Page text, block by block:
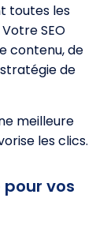
toutes les
SEO
contenu, de
de
meilleure
les clics.
vos